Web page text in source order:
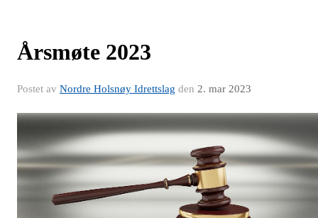
Årsmøte 2023
Postet av Nordre Holsnøy Idrettslag den 2. mar 2023